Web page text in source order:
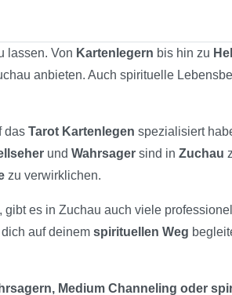
lassen. Von Kartenlegern bis hin zu
anbieten. Auch spirituelle
das Tarot Kartenlegen spezialisiert
und Wahrsager sind in Zuchau
zu verwirklichen.
gibt es in Zuchau auch viele
auf deinem spirituellen Weg
Medium Channeling oder